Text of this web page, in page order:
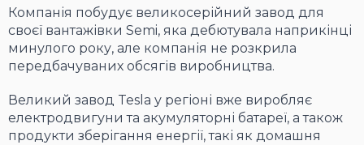
Компанія побудує великосерійний завод для
своєї вантажівки Semi, яка дебютувала наприкінці
минулого року, але компанія не розкрила
передбачуваних обсягів виробництва.
Великий завод Tesla у регіоні вже виробляє
електродвигуни та акумуляторні батареї, а також
продукти зберігання енергії, такі як домашня